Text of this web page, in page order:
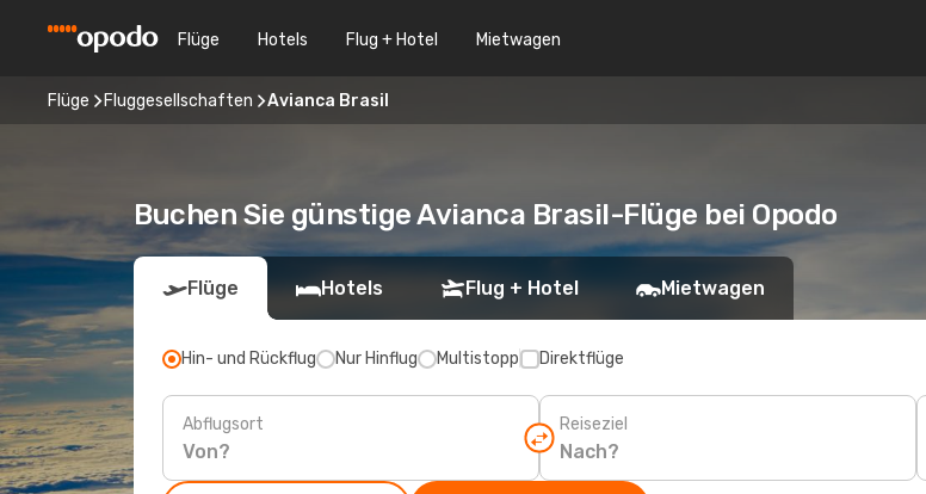
Flüge Hotels Flug + Hotel Mietwagen
Flüge Fluggesellschaften Avianca Brasil
Buchen Sie günstige Avianca Brasil-Flüge bei Opodo
Flüge Hotels Flug + Hotel Mietwagen
Hin- und Rückflug Nur Hinflug Multistopp Direktflüge
Abflugsort Reiseziel